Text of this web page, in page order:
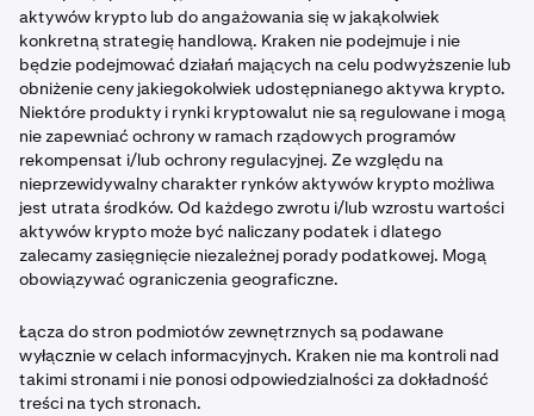
Wymagane potwierdzenia sieci:
Ink: 180 potwierdzeń L2
Unichain: 180 potwierdzeń L2
Ethereum: 70 potwierdzeń
OP Mainnet: 40 potwierdzeń w warstwie 1
zagrożeniach związanych z kBTC wbiałej księdze
aktywów krypto lub do angażowania się w jakąkolwiek
konkretną strategię handlową. Kraken nie podejmuje i nie
będzie podejmować działań mających na celu podwyższenie lub
obniżenie ceny jakiegokolwiek udostępnianego aktywa krypto.
Niektóre produkty i rynki kryptowalut nie są regulowane i mogą
nie zapewniać ochrony w ramach rządowych programów
rekompensat i/lub ochrony regulacyjnej. Ze względu na
nieprzewidywalny charakter rynków aktywów krypto możliwa
jest utrata środków. Od każdego zwrotu i/lub wzrostu wartości
aktywów krypto może być naliczany podatek i dlatego
zalecamy zasięgnięcie niezależnej porady podatkowej. Mogą
obowiązywać ograniczenia geograficzne.
Łącza do stron podmiotów zewnętrznych są podawane
wyłącznie w celach informacyjnych. Kraken nie ma kontroli nad
takimi stronami i nie ponosi odpowiedzialności za dokładność
treści na tych stronach.